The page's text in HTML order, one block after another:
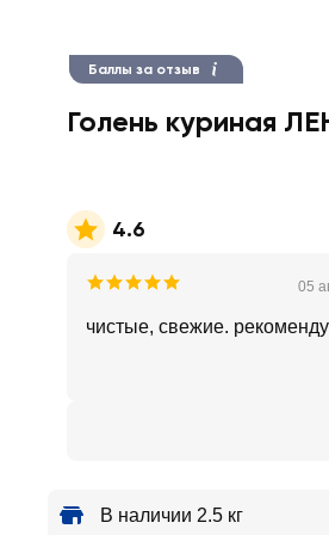
Баллы за отзыв
Голень куриная
4.6
05
чистые, свежие.
В наличии 2.5 кг